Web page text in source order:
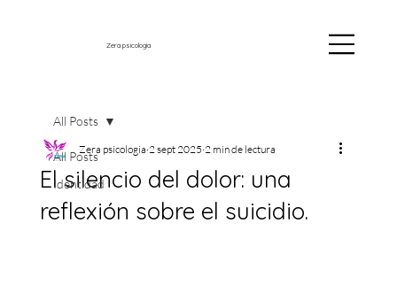
Zera psicología
All Posts
Identidad
All Posts
El silencio del dolor: una
reflexión sobre el suicidio.
Zera psicologia 2 sept 2025 2 min de lectura